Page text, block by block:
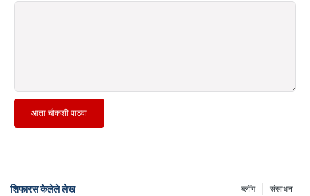
आता चौकशी पाठवा
शिफारस केलेले लेख संसाधन
ब्लॉग